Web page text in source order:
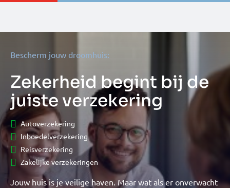
Bescherm jouw droomhuis:
Zekerheid begint bij de
juiste verzekering
Jouw huis is je veilige haven. Maar wat als er onverwacht
Autoverzekering
Inboedelverzekering
Reisverzekering
Zakelijke verzekeringen